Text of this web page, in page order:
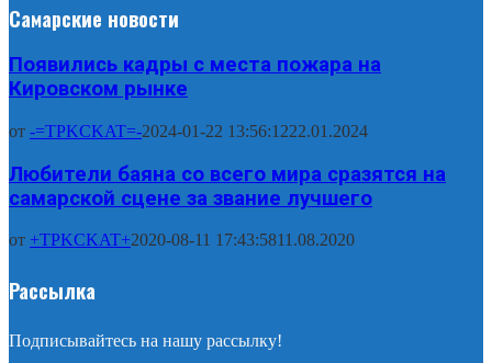
Самарские новости
Появились кадры с места пожара на
Кировском рынке
от -=TPKCKAT=-2024-01-22 13:56:1222.01.2024
Любители баяна со всего мира сразятся на
самарской сцене за звание лучшего
от +TPKCKAT+2020-08-11 17:43:5811.08.2020
Рассылка
Подписывайтесь на нашу рассылку!